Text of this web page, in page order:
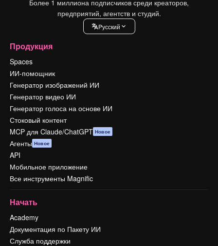
Более 1 миллиона подписчиков среди креаторов,
предприятий, агентств и студий.
Pусский
Продукция
Spaces
ИИ-помощник
Генератор изображений ИИ
Генератор видео ИИ
Генератор голоса на основе ИИ
Стоковый контент
MCP для Claude/ChatGPT Новое
Агенты Новое
API
Мобильное приложение
Все инструменты Magnific
Начать
Academy
Документация по Пакету ИИ
Служба поддержки